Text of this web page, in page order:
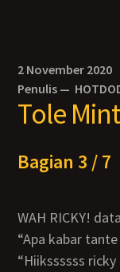
2 November 2020
Penulis —
Tole
Bagian 3 / 7
WAH RICKY!
“apa kabar
“hiikssssss ricky thanks yaaaaa” dan ricky pun